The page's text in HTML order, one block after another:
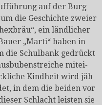
auf der Burg
die Geschichte zweier
ein ländlicher
„Marti“ haben in
die Schulbank gedrückt
mitei­
Kindheit wird jäh
in dem die beiden vor
Schlacht leisten sie